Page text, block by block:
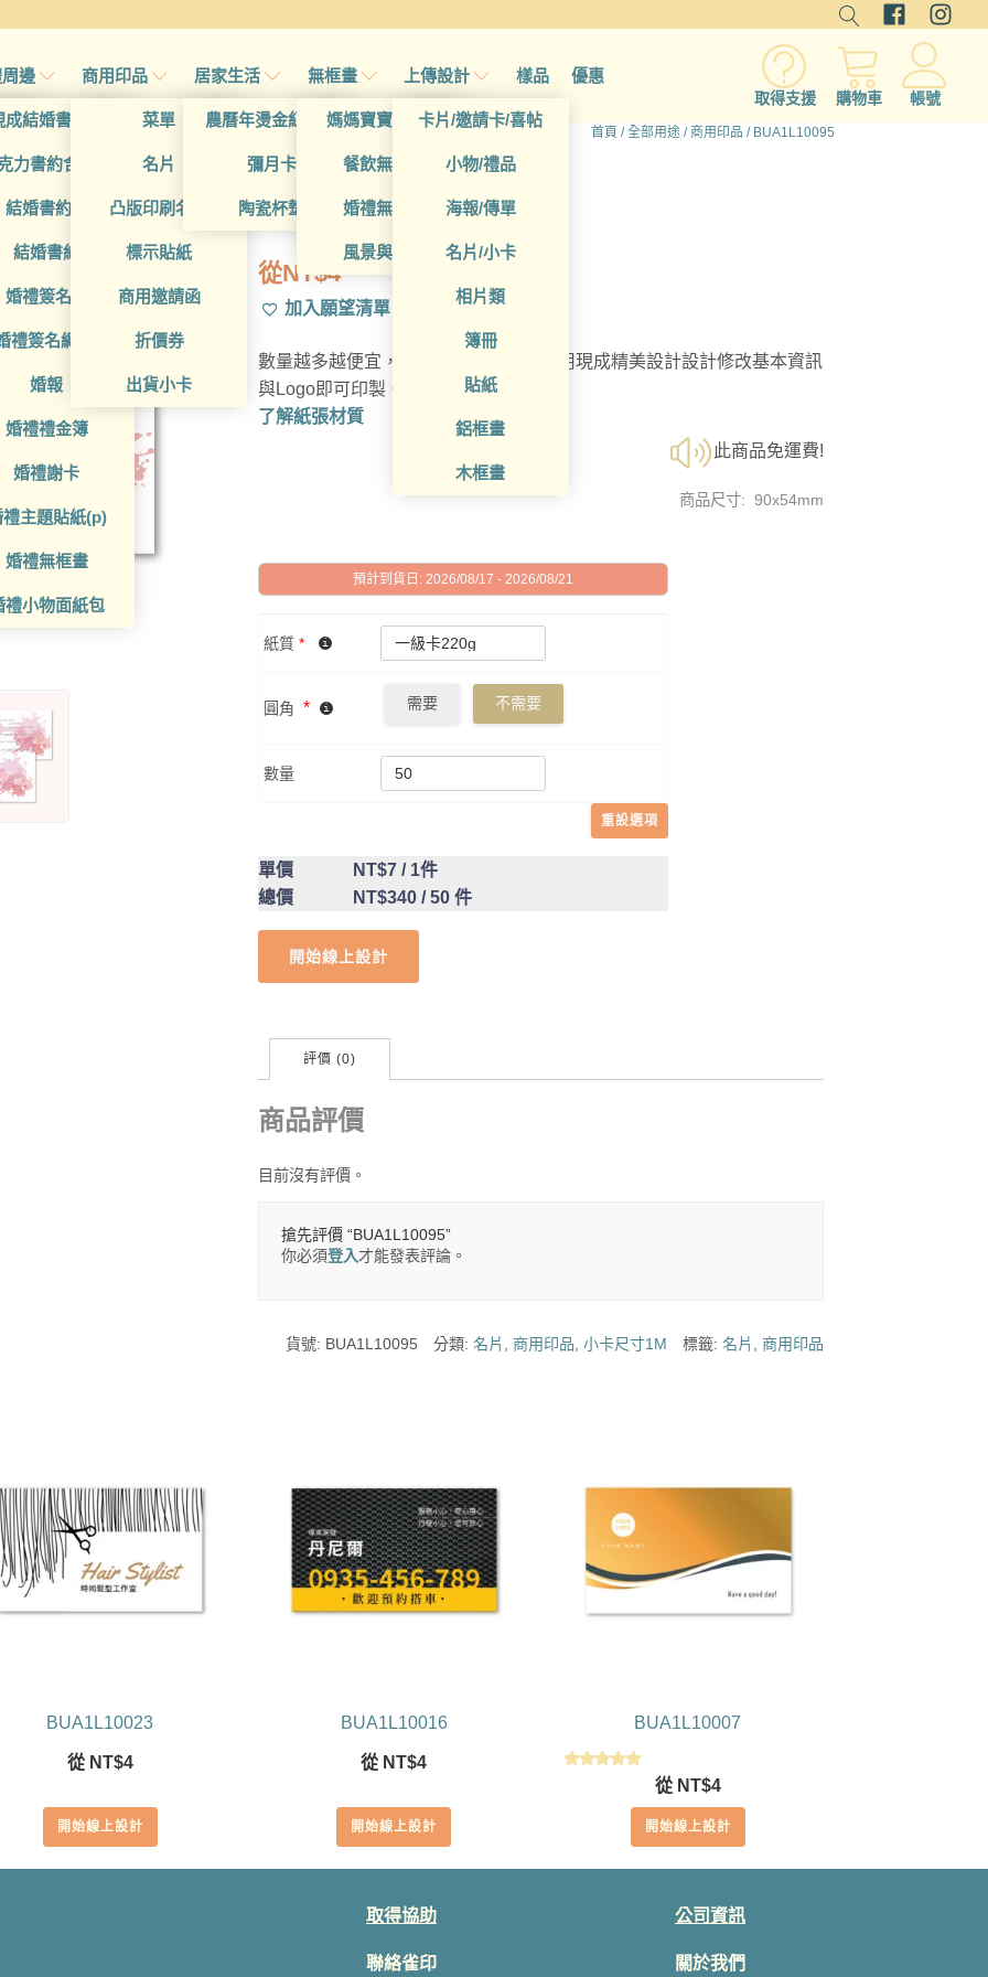
邊
成結婚書約夾
力書約含木座
結婚書約組
結婚書約
婚禮簽名簿
禮簽名綢(p)
婚報
婚禮禮金簿
婚禮謝卡
禮主題貼紙(p)
婚禮無框畫
禮小物面紙包
商用印品
菜單
名片
凸版印刷名片
標示貼紙
商用邀請函
折價券
出貨小卡
居家生活
農曆年燙金紅包袋
彌月卡
陶瓷杯墊
無框畫
媽媽寶寶無框畫
餐飲無框畫
婚禮無框畫
風景與藝術
上傳設計
卡片/邀請卡/喜帖
小物/禮品
海報/傳單
名片/小卡
相片類
簿冊
貼紙
鋁框畫
木框畫
樣品 優惠
取得支援 購物車 帳號
首頁 /全部用途 / 商用印品 / BUA1L10095
BUA1L10095
從NT$4
加入願望清單
數量越多越便宜，多種材質可選擇；利用現成精美設計設計修改基本資訊
與Logo即可印製。
了解紙張材質
此商品免運費!
商品尺寸: 90x54mm
預計到貨日: 2026/08/17 - 2026/08/21
紙質 *
圓角 * 需要 不需要
數量
重設選項
單價 NT$7 / 1件
總價
NT$340 / 50 件
開始線上設計
評價 (0)
商品評價
目前沒有評價。
搶先評價 “BUA1L10095”
你必須登入才能發表評論。
貨號: BUA1L10095 分類:名片 ,商用印品,小卡尺寸1M 標籤:名片 ,商用印品
BUA1L10023
從 NT$4
開始線上設計
BUA1L10016
從 NT$4
開始線上設計
BUA1L10007
從 NT$4
開始線上設計
取得協助
聯絡雀印
公司資訊
關於我們